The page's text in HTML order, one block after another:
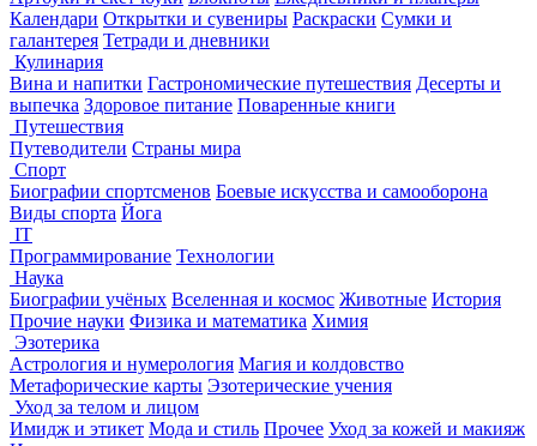
Календари Открытки и сувениры Раскраски Сумки и
галантерея Тетради и дневники
Кулинария
Вина и напитки Гастрономические путешествия Десерты и
выпечка Здоровое питание Поваренные книги
Путешествия
Путеводители Страны мира
Спорт
Биографии спортсменов Боевые искусства и самооборона
Виды спорта Йога
IT
Программирование Технологии
Наука
Биографии учёных Вселенная и космос Животные История
Прочие науки Физика и математика Химия
Эзотерика
Астрология и нумерология Магия и колдовство
Метафорические карты Эзотерические учения
Уход за телом и лицом
Имидж и этикет Мода и стиль Прочее Уход за кожей и макияж